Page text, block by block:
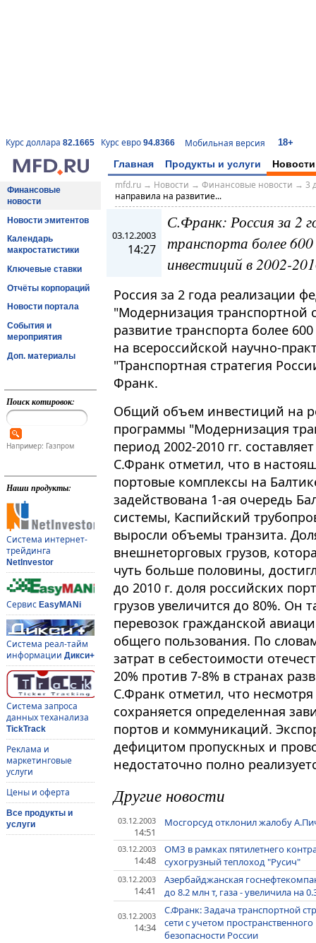
Курс доллара 82.1665 Курс евро 94.8366 Мобильная версия 18+
Главная Продукты и услуги Новости
Финансовые
новости
Новости эмитентов
Календарь
макростатистики
Ключевые ставки
Отчёты корпораций
Новости портала
События и
мероприятия
Доп. материалы
Поиск котировок:
Например: Газпром
Наши продукты:
Система интернет-
трейдинга
NetInvestor
Сервис EasyMANi
Система реал-тайм
информации Дикси+
Система запроса
данных теханализа
TickTrack
Реклама и
маркетинговые
услуги
Цены и оферта
Все продукты и
услуги
mfd.ru→ Новости → Финансовые новости → 3
направила на развитие...
03.12.2003
14:27
С.Франк: Россия за 2
транспорта более
инвестиций в 2002-
Россия за 2 года реализации
"Модернизация транспортной
развитие транспорта более
на всероссийской научно-
"Транспортная стратегия
Франк.
Общий объем инвестиций на
программы "Модернизация
период 2002-2010 гг.
С.Франк отметил, что в
портовые комплексы на
задействована 1-ая очередь
системы, Каспийский
выросли объемы транзита.
внешнеторговых грузов,
чуть больше половины,
до 2010 г. доля российских
грузов увеличится до 80%. Он
перевозок гражданской
общего пользования. По
затрат в себестоимости
20% против 7-8% в странах
С.Франк отметил, что
сохраняется определенная
портов и коммуникаций.
дефицитом пропускных и
недостаточно полно
Другие новости
03.12.2003
14:51
Мосгорсуд отклонил жалобу
03.12.2003
14:48
ОМЗ в рамках пятилетнего
сухогрузный теплоход "Русич"
03.12.2003
14:41
Азербайджанская
до 8.2 млн т, газа - увеличила на
03.12.2003
14:34
С.Франк: Задача транспортной
сети с учетом
безопасности России